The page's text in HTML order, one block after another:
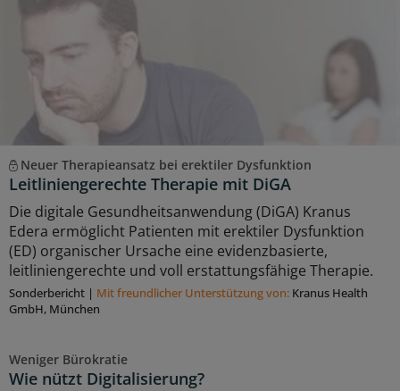
Neuer Therapieansatz bei erektiler Dysfunktion
Leitliniengerechte Therapie mit DiGA
Die digitale Gesundheitsanwendung (DiGA) Kranus
Edera ermöglicht Patienten mit erektiler Dysfunktion
(ED) organischer Ursache eine evidenzbasierte,
leitliniengerechte und voll erstattungsfähige Therapie.
Sonderbericht | Mit freundlicher Unterstützung von: Kranus Health
GmbH, München
Weniger Bürokratie
Wie nützt Digitalisierung?